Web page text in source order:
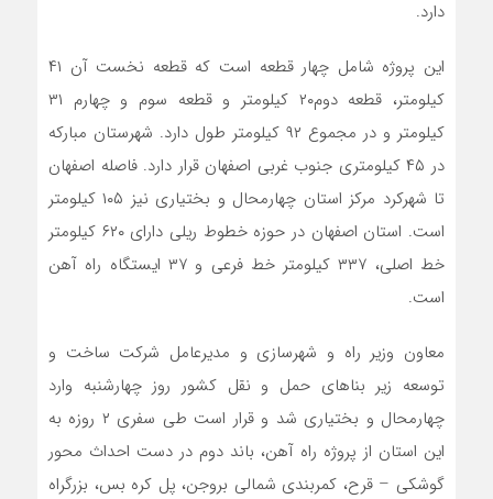
دارد.
این پروژه شامل چهار قطعه است که قطعه نخست آن ۴۱
کیلومتر، قطعه دوم۲۰ کیلومتر و قطعه سوم و چهارم ۳۱
کیلومتر و در مجموع ۹۲ کیلومتر طول دارد. شهرستان مبارکه
در ۴۵ کیلومتری جنوب غربی اصفهان قرار دارد. فاصله اصفهان
تا شهرکرد مرکز استان چهارمحال و بختیاری نیز ۱۰۵ کیلومتر
است. استان اصفهان در حوزه خطوط ریلی دارای ۶۲۰ کیلومتر
خط اصلی، ۳۳۷ کیلومتر خط فرعی و ۳۷ ایستگاه راه آهن
است.
معاون وزیر راه و شهرسازی و مدیرعامل شرکت ساخت و
توسعه زیر بناهای حمل و نقل کشور روز چهارشنبه وارد
چهارمحال و بختیاری شد و قرار است طی سفری ۲ روزه به
این استان از پروژه راه آهن، باند دوم در دست احداث محور
گوشکی – قرح، کمربندی شمالی بروجن، پل کره بس، بزرگراه